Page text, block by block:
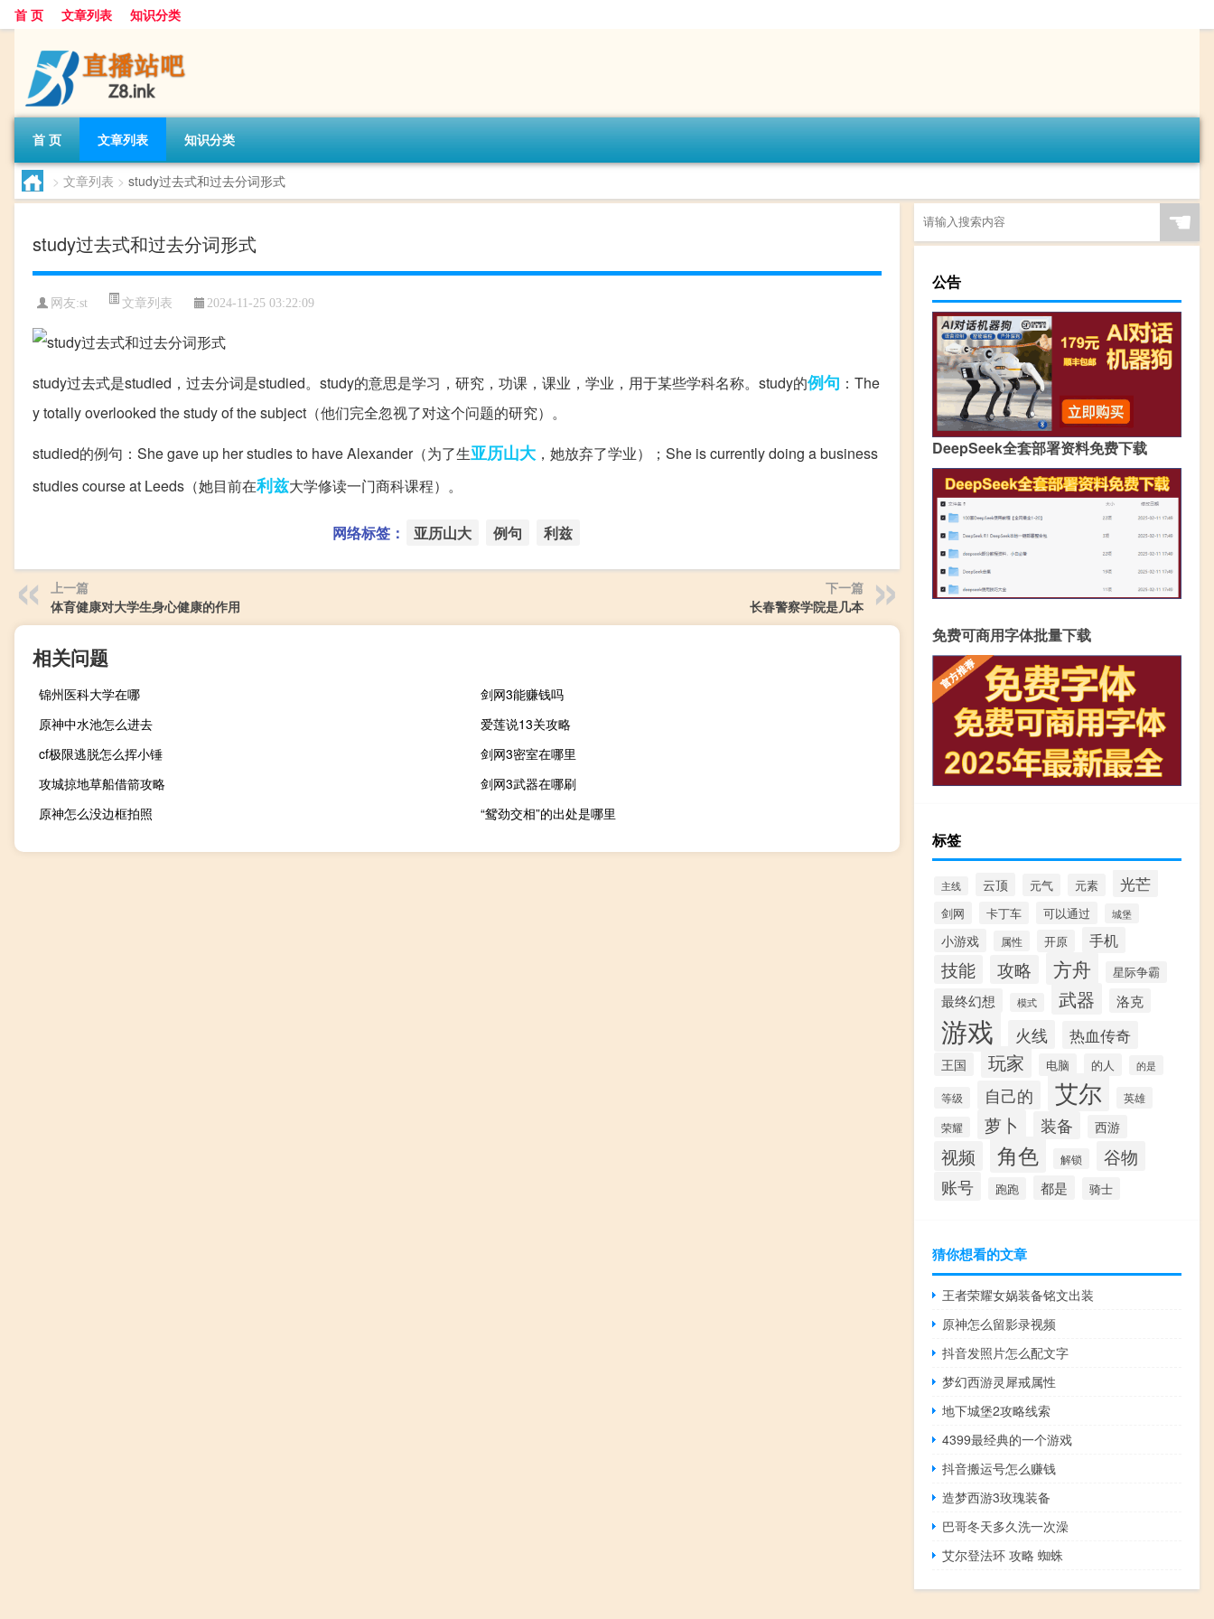
首 页 文章列表 知识分类
首 页 文章列表 知识分类
> 文章列表 > study过去式和过去分词形式
study过去式和过去分词形式
网友:st 文章列表 2024-11-25 03:22:09
study过去式是studied，过去分词是studied。study的意思是学习，研究，功课，课业，学业，用于某些学科名称。study的例句 ：The
y totally overlooked the study of the subject（他们完全忽视了对这个问题的研究）。
studied的例句：She gave up her studies to have Alexander（为了生亚历山大 ，她放弃了学业）；She is currently doing a business
studies course at Leeds（她目前在利兹大学修读一门商科课程）。
网络标签： 亚历山大 例句 利兹
上一篇
体育健康对大学生身心健康的作用
下一篇
长春警察学院是几本
相关问题
锦州医科大学在哪
剑网3能赚钱吗
原神中水池怎么进去
爱莲说13关攻略
cf极限逃脱怎么挥小锤
剑网3密室在哪里
攻城掠地草船借箭攻略
剑网3武器在哪刷
原神怎么没边框拍照
“鸳劲交相”的出处是哪里
☚
公告
DeepSeek全套部署资料免费下载
免费可商用字体批量下载
标签
主线 云顶 元气 元素 光芒
剑网 卡丁车 可以通过 城堡
小游戏 属性 开原 手机
技能 攻略 方舟 星际争霸
最终幻想 模式 武器 洛克
游戏 火线 热血传奇
王国 玩家 电脑 的人 的是
等级 自己的 艾尔 英雄
荣耀 萝卜 装备 西游
视频 角色 解锁 谷物
账号 跑跑 都是 骑士
猜你想看的文章
王者荣耀女娲装备铭文出装
原神怎么留影录视频
抖音发照片怎么配文字
梦幻西游灵犀戒属性
地下城堡2攻略线索
4399最经典的一个游戏
抖音搬运号怎么赚钱
造梦西游3玫瑰装备
巴哥冬天多久洗一次澡
艾尔登法环 攻略 蜘蛛